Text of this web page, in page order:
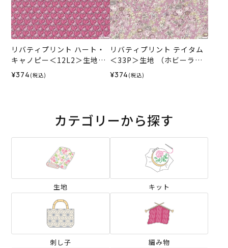
リバティプリント ハート・
キャノピー＜12L2＞生地
（ホビーラホビーレオリジ
ナル）2026SS
¥374 (税込)
リバティプリント テイタム
＜33P＞生地 （ホビーラホ
ビーレオリジナル）2026ES
¥374 (税込)
カテゴリーから探す
生地 キット
刺し子 編み物